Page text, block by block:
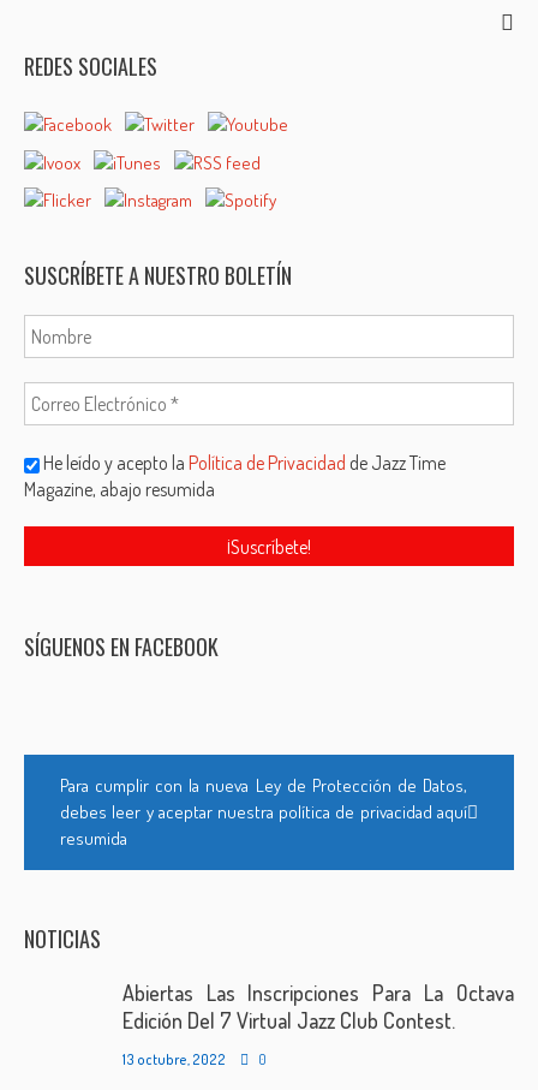
REDES SOCIALES
SUSCRÍBETE A NUESTRO BOLETÍN
He leído y acepto laPolítica de Privacidad de Jazz Time
Magazine, abajo resumida
SÍGUENOS EN FACEBOOK
Para cumplir con la nueva Ley de Protección de Datos,
debes leer y aceptar nuestra política de privacidad aquí
resumida
NOTICIAS
Abiertas Las Inscripciones Para La Octava
Edición Del 7 Virtual Jazz Club Contest.
13 octubre, 2022 0